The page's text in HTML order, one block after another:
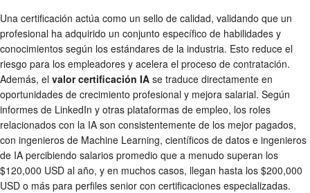
Una certificación actúa como un sello de calidad, validando que un
profesional ha adquirido un conjunto específico de habilidades y
conocimientos según los estándares de la industria. Esto reduce el
riesgo para los empleadores y acelera el proceso de contratación.
Además, el valor certificación IA se traduce directamente en
oportunidades de crecimiento profesional y mejora salarial. Según
informes de LinkedIn y otras plataformas de empleo, los roles
relacionados con la IA son consistentemente de los mejor pagados,
con ingenieros de Machine Learning, científicos de datos e ingenieros
de IA percibiendo salarios promedio que a menudo superan los
$120,000 USD al año, y en muchos casos, llegan hasta los $200,000
USD o más para perfiles senior con certificaciones especializadas.